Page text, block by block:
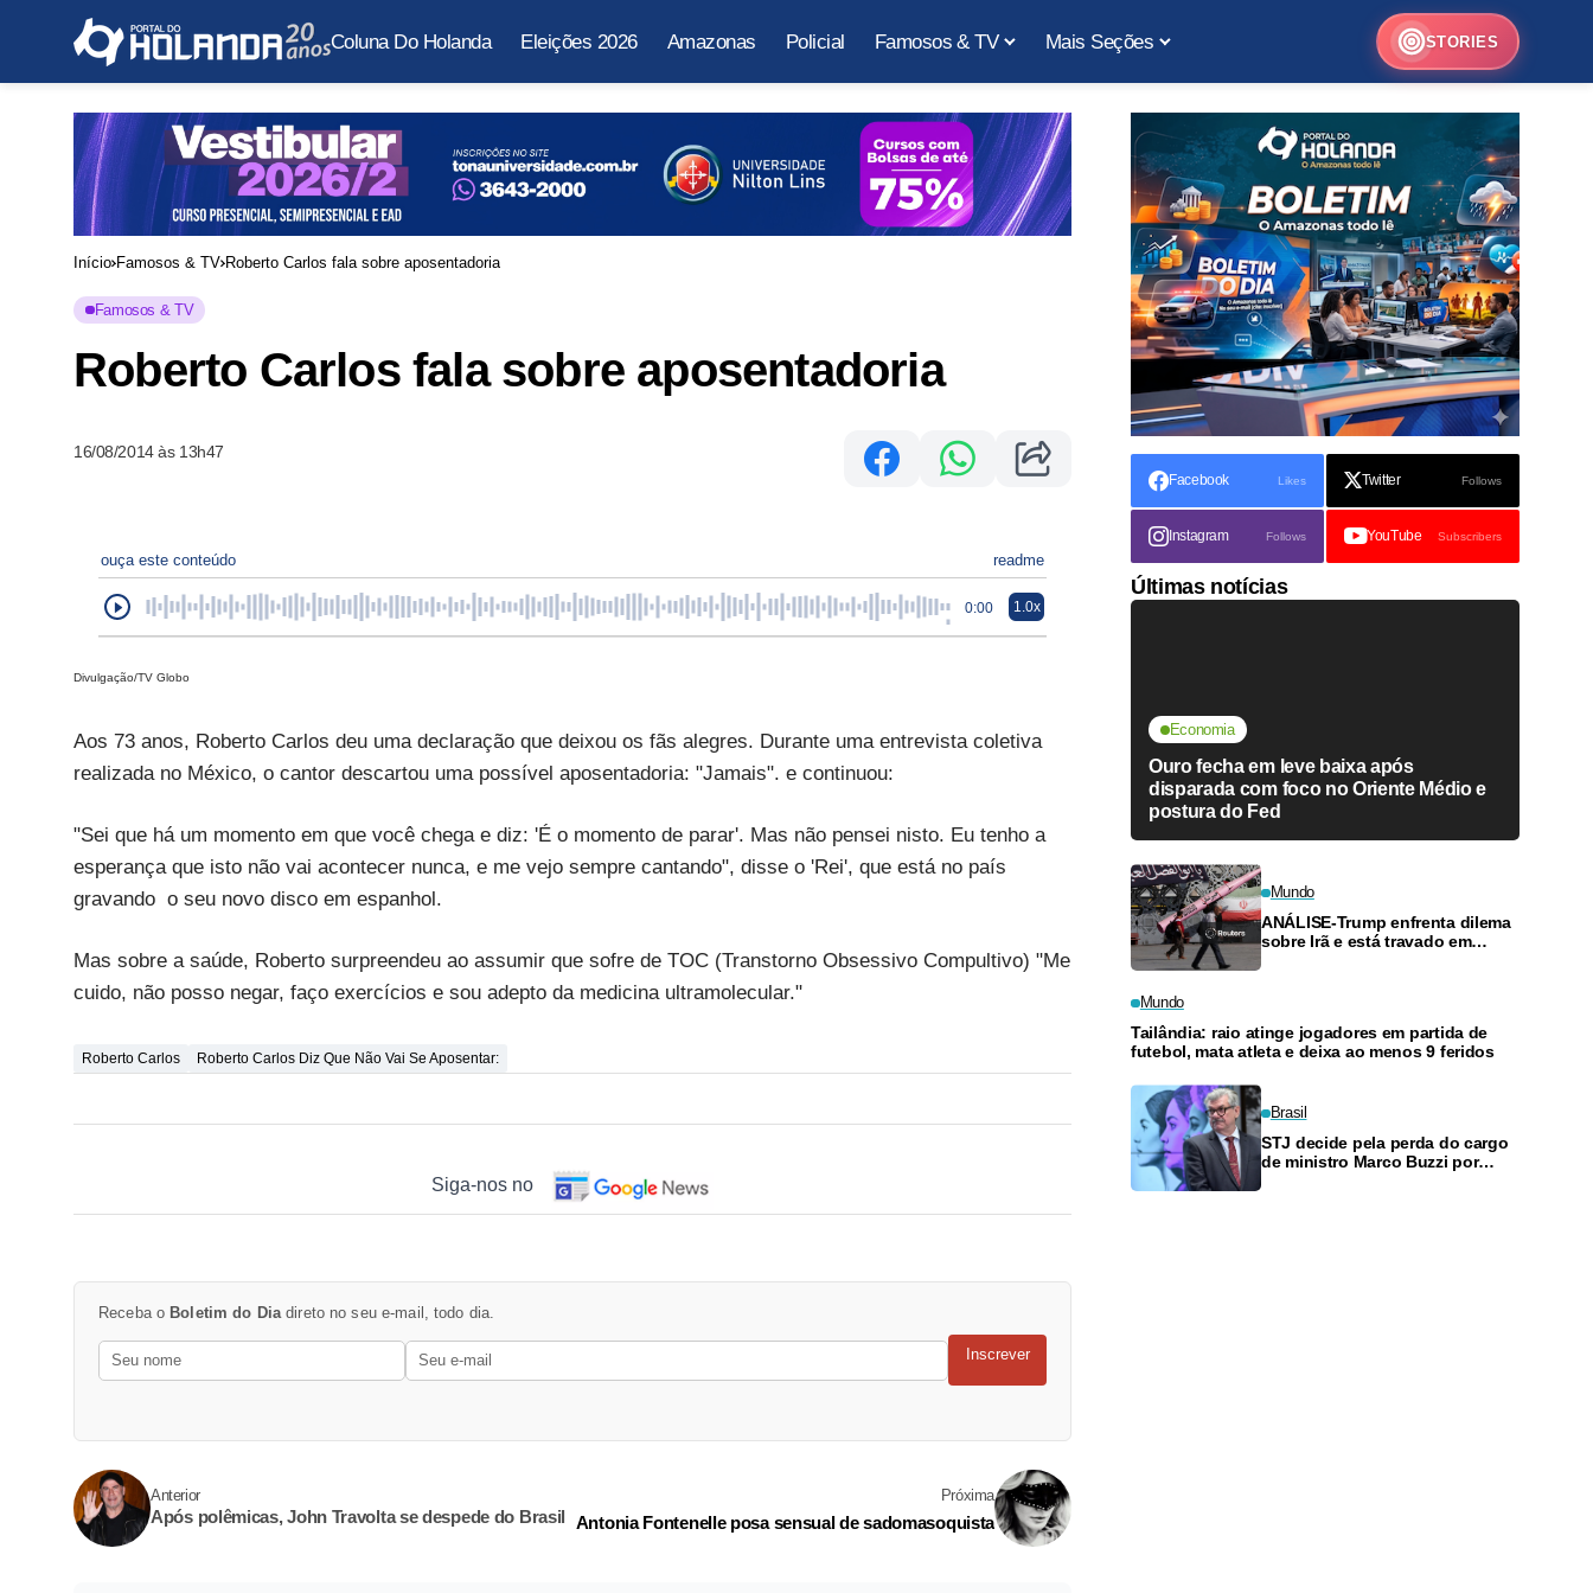
Coluna Do Holanda Eleições 2026 Amazonas Policial Famosos & TV Mais Seções STORIES
Início Famosos & TV Roberto Carlos fala sobre aposentadoria
Famosos & TV
Roberto Carlos fala sobre aposentadoria
16/08/2014 às 13h47
ouça este conteúdo readme
0:00 1.0x
Divulgação/TV Globo
Aos 73 anos, Roberto Carlos deu uma declaração que deixou os fãs alegres. Durante uma entrevista coletiva
realizada no México, o cantor descartou uma possível aposentadoria: "Jamais". e continuou:
"Sei que há um momento em que você chega e diz: 'É o momento de parar'. Mas não pensei nisto. Eu tenho a
esperança que isto não vai acontecer nunca, e me vejo sempre cantando", disse o 'Rei', que está no país
gravando o seu novo disco em espanhol.
Mas sobre a saúde, Roberto surpreendeu ao assumir que sofre de TOC (Transtorno Obsessivo Compultivo) "Me
cuido, não posso negar, faço exercícios e sou adepto da medicina ultramolecular."
Roberto Carlos Roberto Carlos Diz Que Não Vai Se Aposentar:
Siga-nos no
Receba o Boletim do Dia direto no seu e-mail, todo dia.
Inscrever
Anterior
Após polêmicas, John Travolta se despede do Brasil
Próxima
Antonia Fontenelle posa sensual de sadomasoquista
Facebook Likes Twitter Follows
Instagram Follows YouTube Subscribers
Últimas notícias
Economia
Ouro fecha em leve baixa após
disparada com foco no Oriente Médio e
postura do Fed
Mundo
ANÁLISE-Trump enfrenta dilema
sobre Irã e está travado em
Mundo
Tailândia: raio atinge jogadores em partida de
futebol, mata atleta e deixa ao menos 9 feridos
Brasil
STJ decide pela perda do cargo
de ministro Marco Buzzi por